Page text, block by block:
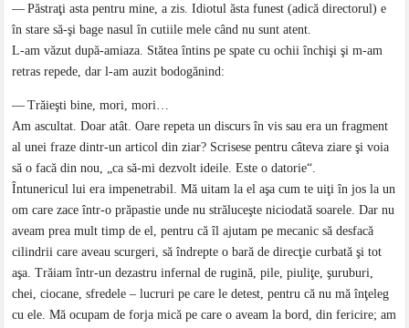
— Păstraţi asta pentru mine, a zis. Idiotul ăsta funest (adică directorul) e
în stare să-şi bage nasul în cutiile mele când nu sunt atent.
L-am văzut după-amiaza. Stătea întins pe spate cu ochii închişi şi m-am
retras repede, dar l-am auzit bodogănind:
— Trăieşti bine, mori, mori…
Am ascultat. Doar atât. Oare repeta un discurs în vis sau era un fragment
al unei fraze dintr-un articol din ziar? Scrisese pentru câteva ziare şi voia
să o facă din nou, „ca să-mi dezvolt ideile. Este o datorie“.
Întunericul lui era impenetrabil. Mă uitam la el aşa cum te uiţi în jos la un
om care zace într-o prăpastie unde nu străluceşte niciodată soarele. Dar nu
aveam prea mult timp de el, pentru că îl ajutam pe mecanic să desfacă
cilindrii care aveau scurgeri, să îndrepte o bară de direcţie curbată şi tot
aşa. Trăiam într-un dezastru infernal de rugină, pile, piuliţe, şuruburi,
chei, ciocane, sfredele – lucruri pe care le detest, pentru că nu mă înţeleg
cu ele. Mă ocupam de forja mică pe care o aveam la bord, din fericire; am